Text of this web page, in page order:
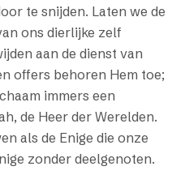
te snijden. Laten we de
ons dierlijke zelf
aan de dienst van
offers behoren Hem toe;
immers een
de Heer der Werelden.
als de Enige die onze
zonder deelgenoten.